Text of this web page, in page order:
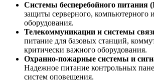
Системы бесперебойного питания
защиты серверного, компьютерного
оборудования.
Телекоммуникации и системы
питание для базовых станций,
критически важного оборудования.
Охранно-пожарные системы и
Надежное питание контрольных
систем оповещения.